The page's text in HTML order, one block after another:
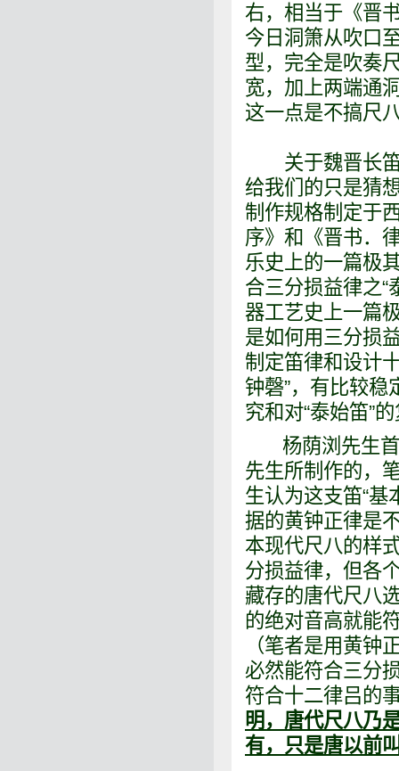
右，相当于《晋
今日洞箫从吹口
型，完全是吹奏
宽，加上两端通
这一点是不搞尺
关于魏晋长笛
给我们的只是猜
制作规格制定于
序》和《晋书．
乐史上的一篇极
合三分损益律之“
器工艺史上一篇
是如何用三分损
制定笛律和设计
钟磬”，有比较稳
究和对“泰始笛”
杨荫浏先生首
先生所制作的，
生认为这支笛“基
据的黄钟正律是
本现代尺八的样
分损益律，但各
藏存的唐代尺八
的绝对音高就能
（笔者是用黄钟
必然能符合三分
符合十二律吕的
明，唐代尺八乃
有，只是唐以前